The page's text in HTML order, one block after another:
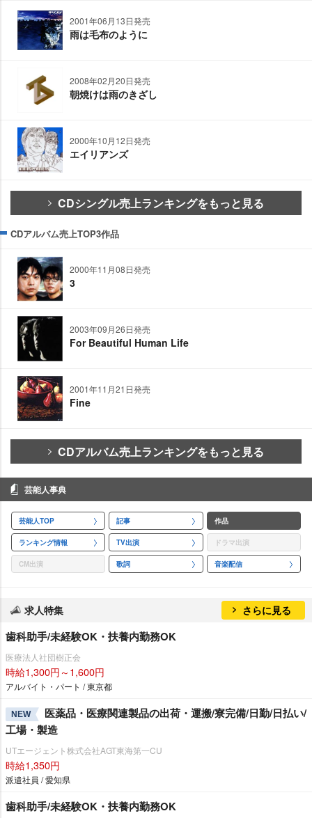
2001年06月13日発売
雨は毛布のように
2008年02月20日発売
朝焼けは雨のきざし
2000年10月12日発売
エイリアンズ
CDシングル売上ランキングをもっと見る
CDアルバム売上TOP3作品
2000年11月08日発売
3
2003年09月26日発売
For Beautiful Human Life
2001年11月21日発売
Fine
CDアルバム売上ランキングをもっと見る
芸能人事典
芸能人TOP 記事 作品
ランキング情報 TV出演 ドラマ出演
CM出演 歌詞 音楽配信
求人特集 さらに見る
歯科助手/未経験OK・扶養内勤務OK
医療法人社団樹正会
時給1,300円～1,600円
アルバイト・パート / 東京都
NEW
医薬品・医療関連製品の出荷・運搬/寮完備/日勤/日払い/
工場・製造
UTエージェント株式会社AGT東海第一CU
時給1,350円
派遣社員 / 愛知県
歯科助手/未経験OK・扶養内勤務OK